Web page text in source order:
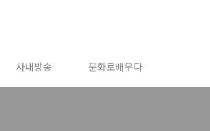
사내방송 문화로배우다